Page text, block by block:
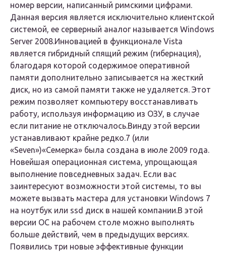
номер версии, написанный римскими цифрами.
Данная версия является исключительно клиентской
системой, ее серверный аналог называется Windows
Server 2008.Инновацией в функционале Vista
является гибридный спящий режим (гибернация),
благодаря которой содержимое оперативной
памяти дополнительно записывается на жесткий
диск, но из самой памяти также не удаляется. Этот
режим позволяет компьютеру восстанавливать
работу, используя информацию из ОЗУ, в случае
если питание не отключалось.Винду этой версии
устанавливают крайне редко.7 (или
«Seven»)«Семерка» была создана в июле 2009 года.
Новейшая операционная система, упрощающая
выполнение повседневных задач. Если вас
заинтересуют возможности этой системы, то вы
можете вызвать мастера для установки Windows 7
на ноутбук или ssd диск в нашей компании.В этой
версии ОС на рабочем столе можно выполнять
больше действий, чем в предыдущих версиях.
Появились три новые эффективные функции